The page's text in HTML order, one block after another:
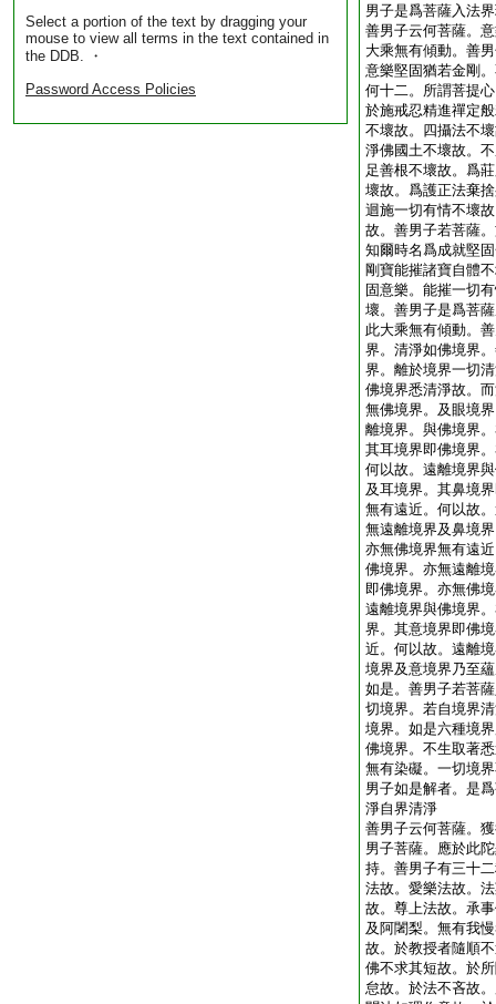
Select a portion of the text by dragging your
mouse to view all terms in the text contained in
the DDB. ・
Password Access Policies
男子是爲菩薩入法
善男子云何菩薩。
大乘無有傾動。善
意樂堅固猶若金剛
何十二。所謂菩提
於施戒忍精進禪定
不壞故。四攝法不
淨佛國土不壞故。
足善根不壞故。爲
壞故。爲護正法棄
迴施一切有情不壞
故。善男子若菩薩
知爾時名爲成就堅
剛寶能摧諸寶自體
固意樂。能摧一切
壞。善男子是爲菩
此大乘無有傾動。
界。清淨如佛境界
界。離於境界一切
佛境界悉清淨故。
無佛境界。及眼境
離境界。與佛境界
其耳境界即佛境界
何以故。遠離境界
及耳境界。其鼻境
無有遠近。何以故
無遠離境界及鼻境
亦無佛境界無有遠
佛境界。亦無遠離
即佛境界。亦無佛
遠離境界與佛境界
界。其意境界即佛
近。何以故。遠離
境界及意境界乃至
如是。善男子若菩
切境界。若自境界
境界。如是六種境
佛境界。不生取著
無有染礙。一切境
男子如是解者。是
淨自界清淨
善男子云何菩薩。
男子菩薩。應於此
持。善男子有三十
法故。愛樂法故。
故。尊上法故。承
及阿闍梨。無有我
故。於教授者隨順
佛不求其短故。於
怠故。於法不吝故